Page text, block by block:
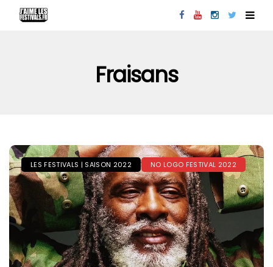
Fraisans
LES FESTIVALS | SAISON 2022 NO LOGO FESTIVAL 2022